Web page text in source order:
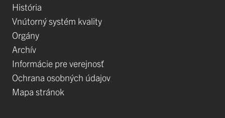
História
Vnútorný systém kvality
Orgány
Archív
Informácie pre verejnosť
Ochrana osobných údajov
Mapa stránok